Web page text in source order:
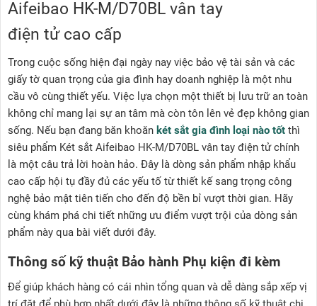
Aifeibao HK-M/D70BL vân tay
điện tử cao cấp
Trong cuộc sống hiện đại ngày nay việc bảo vệ tài sản và các
giấy tờ quan trọng của gia đình hay doanh nghiệp là một nhu
cầu vô cùng thiết yếu. Việc lựa chọn một thiết bị lưu trữ an toàn
không chỉ mang lại sự an tâm mà còn tôn lên vẻ đẹp không gian
sống. Nếu bạn đang băn khoăn két sắt gia đình loại nào tốt thì
siêu phẩm Két sắt Aifeibao HK-M/D70BL vân tay điện tử chính
là một câu trả lời hoàn hảo. Đây là dòng sản phẩm nhập khẩu
cao cấp hội tụ đầy đủ các yếu tố từ thiết kế sang trọng công
nghệ bảo mật tiên tiến cho đến độ bền bỉ vượt thời gian. Hãy
cùng khám phá chi tiết những ưu điểm vượt trội của dòng sản
phẩm này qua bài viết dưới đây.
Thông số kỹ thuật Bảo hành Phụ kiện đi kèm
Để giúp khách hàng có cái nhìn tổng quan và dễ dàng sắp xếp vị